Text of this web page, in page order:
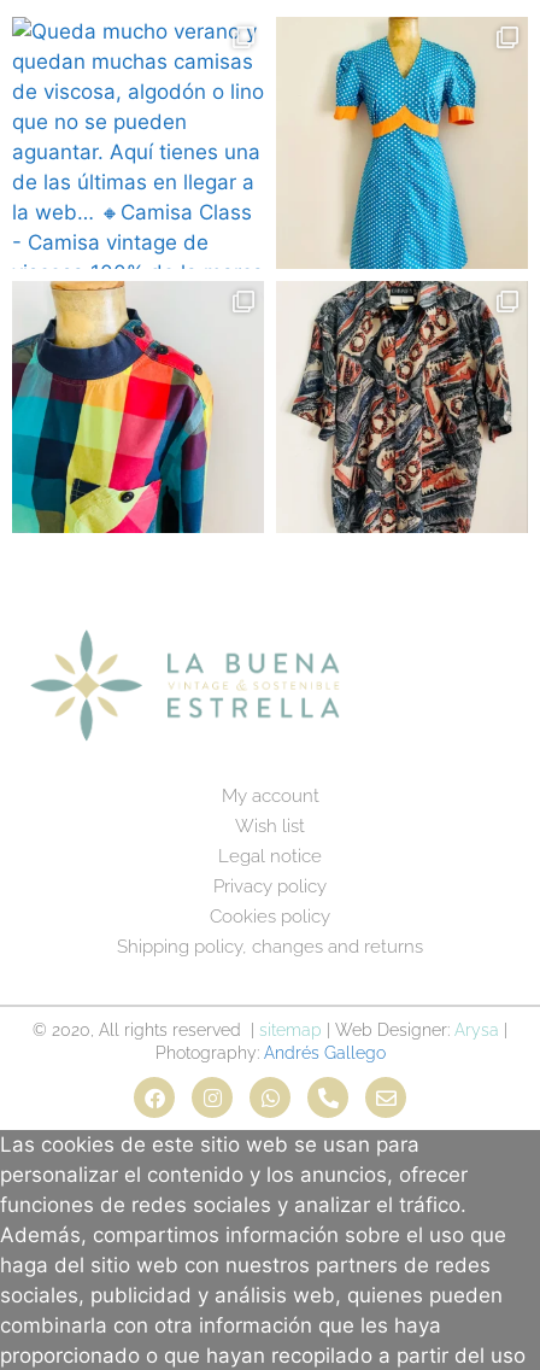
My account
Wish list
Legal notice
Privacy policy
Cookies policy
Shipping policy, changes and returns
© 2020, All rights reserved | sitemap | Web Designer: Arysa
Photography: Andrés Gallego
Las cookies de este sitio web se usan para
personalizar el contenido y los anuncios, ofrecer
funciones de redes sociales y analizar el tráfico.
Además, compartimos información sobre el uso que
haga del sitio web con nuestros partners de redes
sociales, publicidad y análisis web, quienes pueden
combinarla con otra información que les haya
proporcionado o que hayan recopilado a partir del uso